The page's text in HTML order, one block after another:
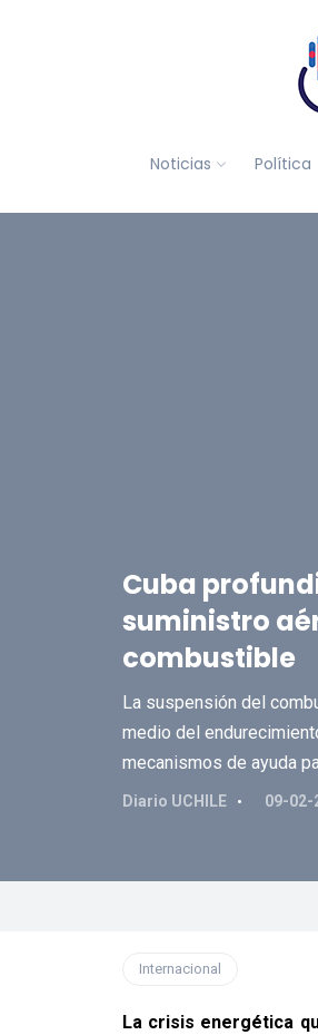
Noticias Política
Cuba
suministro
combustible
La suspensión del
medio del
mecanismos de ayuda
Diario UCHILE 09-02-
Internacional
La crisis energética